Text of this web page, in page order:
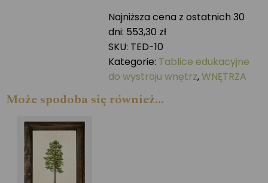
-
Rośliny
Najniższa cena z ostatnich 30
dni: 553,30 zł
SKU: TED-10
Kategorie: Tablice edukacyjne
do wystroju wnętrz,WNĘTRZA
Może spodoba się również…